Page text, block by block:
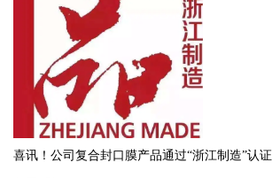
喜讯！公司复合封口膜产品通过“浙江制造”认证